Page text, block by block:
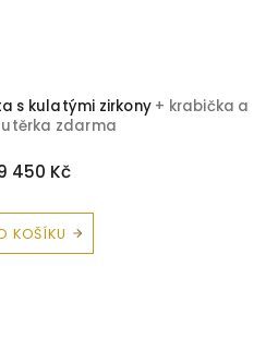
s kulatými zirkony + krabička a
zdarma
450 Kč
KOŠÍKU